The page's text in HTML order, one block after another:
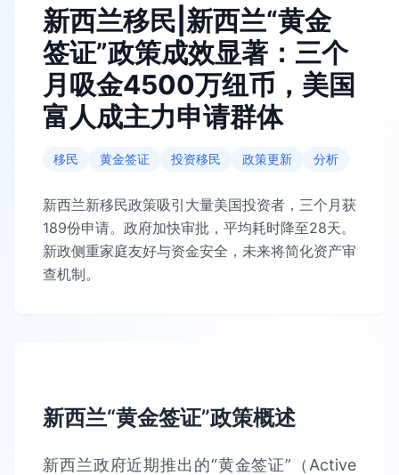
新西兰移民|新西兰“黄金
签证”政策成效显著：三个
月吸金4500万纽币，美国
富人成主力申请群体
移民 黄金签证 投资移民 政策更新 分析
新西兰新移民政策吸引大量美国投资者，三个月获
189份申请。政府加快审批，平均耗时降至28天。
新政侧重家庭友好与资金安全，未来将简化资产审
查机制。
新西兰“黄金签证”政策概述
新西兰政府近期推出的“黄金签证”（Active